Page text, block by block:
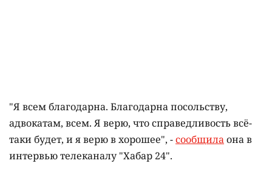
"Я всем благодарна. Благодарна посольству,
адвокатам, всем. Я верю, что справедливость всё-
таки будет, и я верю в хорошее", -сообщилаона в
интервью телеканалу "Хабар 24".